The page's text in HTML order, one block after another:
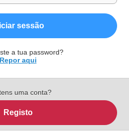
sessão
a tua password?
Repor aqui
uma conta?
Registo